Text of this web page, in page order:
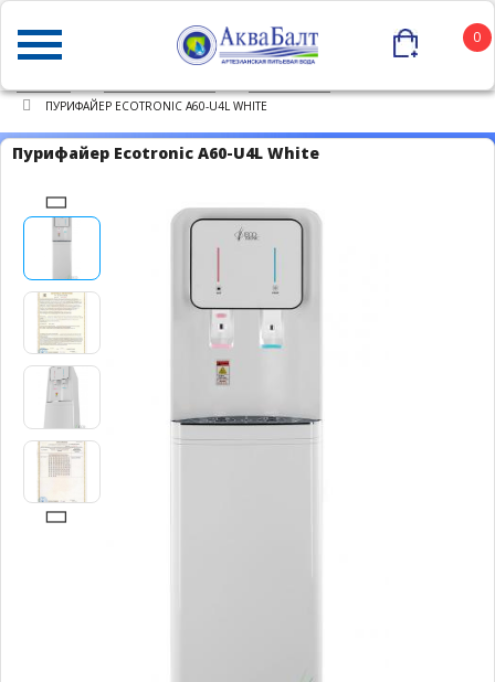
0
ПУРИФАЙЕР ECOTRONIC A60-U4L WHITE
Пурифайер Ecotronic A60-U4L White